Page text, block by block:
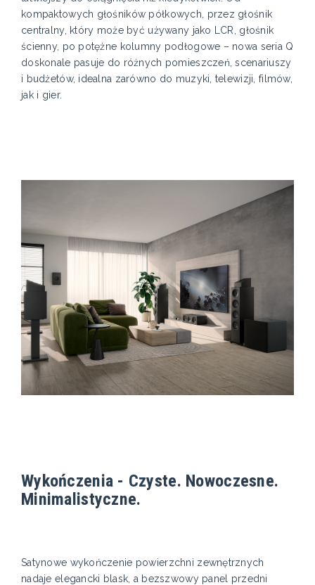
kompaktowych głośników półkowych, przez głośnik
centralny, który może być używany jako LCR, głośnik
ścienny, po potężne kolumny podłogowe – nowa seria Q
doskonale pasuje do różnych pomieszczeń, scenariuszy
i budżetów, idealna zarówno do muzyki, telewizji, filmów,
jak i gier.
Wykończenia - Czyste. Nowoczesne.
Minimalistyczne.
Satynowe wykończenie powierzchni zewnętrznych
nadaje elegancki blask, a bezszwowy panel przedni